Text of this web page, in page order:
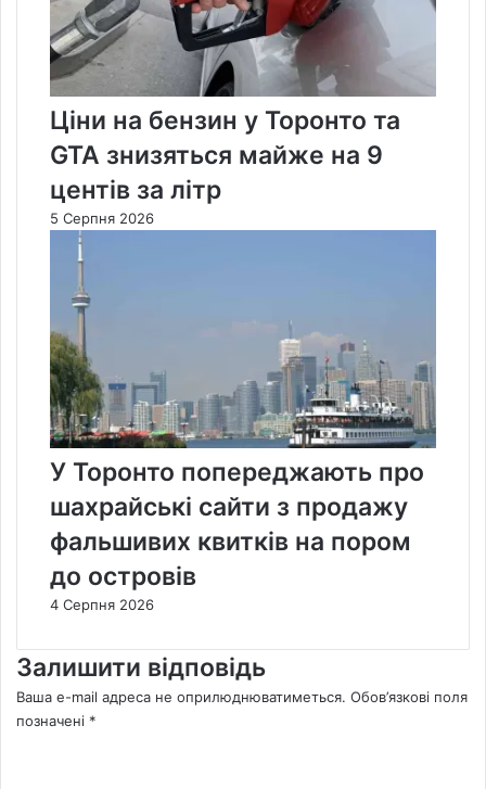
Ціни на бензин у Торонто та
GTA знизяться майже на 9
центів за літр
5 Серпня 2026
У Торонто попереджають про
шахрайські сайти з продажу
фальшивих квитків на пором
до островів
4 Серпня 2026
Залишити відповідь
Ваша e-mail адреса не оприлюднюватиметься. Обов’язкові поля
позначені *